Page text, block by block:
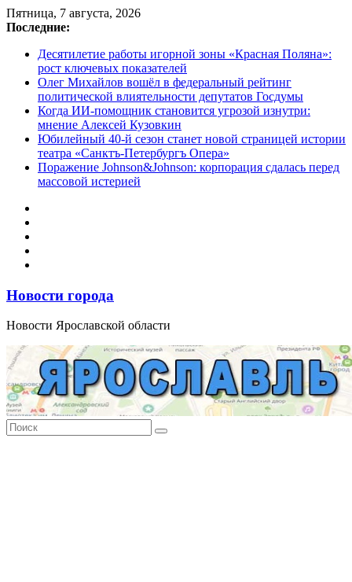
Перейти
к
Пятница, 7 августа, 2026
Последние:
Десятилетие работы игорной зоны «Красная Поляна»:
рост ключевых показателей
Олег Михайлов вошёл в федеральный рейтинг
политической влиятельности депутатов Госдумы
Когда ИИ-помощник становится угрозой изнутри:
мнение Алексей Кузовкин
Юбилейный 40-й сезон станет новой страницей истории
театра «Санктъ-Петербургъ Опера»
Поражение Johnson&Johnson: корпорация сдалась перед
массовой истерией
Новости города
Новости Ярославской области